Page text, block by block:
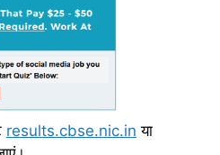
results.cbse.nic.in या